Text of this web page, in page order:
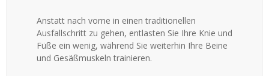
Anstatt nach vorne in einen traditionellen
Ausfallschritt zu gehen, entlasten Sie Ihre Knie und
Füße ein wenig, während Sie weiterhin Ihre Beine
und Gesäßmuskeln trainieren.